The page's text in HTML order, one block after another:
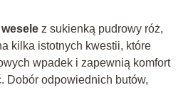
z sukienką pudrowy róż,
kilka istotnych kwestii, które
wpadek i zapewnią komfort
Dobór odpowiednich butów,